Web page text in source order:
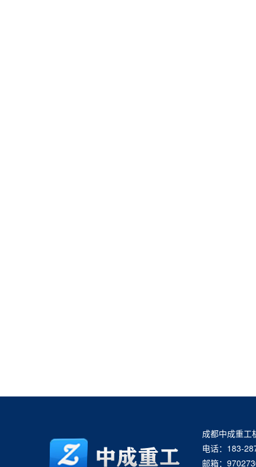
成都中成重工
电话：183-
邮箱：